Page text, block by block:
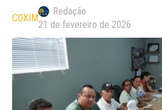
COXIM
Redação
21 de fevereiro de 2026